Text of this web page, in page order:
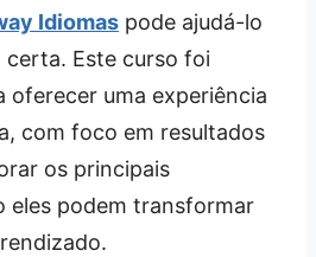
Idiomas pode ajudá-lo
certa. Este curso foi
oferecer uma experiência
com foco em resultados
os principais
eles podem transformar